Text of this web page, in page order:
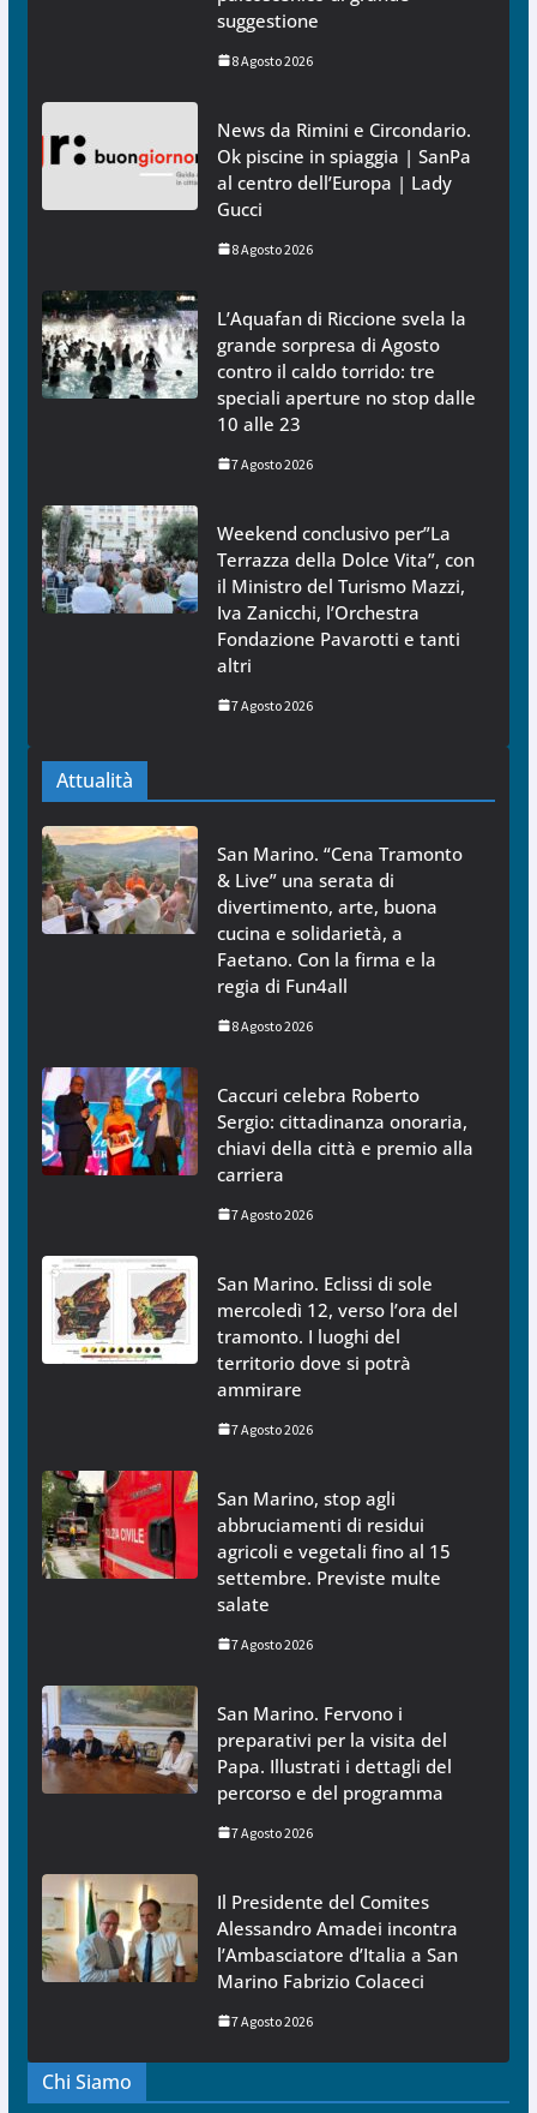
suggestione
8 Agosto 2026
News da Rimini e Circondario.
Ok piscine in spiaggia | SanPa
al centro dell’Europa | Lady
Gucci
8 Agosto 2026
L’Aquafan di Riccione svela la
grande sorpresa di Agosto
contro il caldo torrido: tre
speciali aperture no stop dalle
10 alle 23
7 Agosto 2026
Weekend conclusivo per”La
Terrazza della Dolce Vita”, con
il Ministro del Turismo Mazzi,
Iva Zanicchi, l’Orchestra
Fondazione Pavarotti e tanti
altri
7 Agosto 2026
Attualità
San Marino. “Cena Tramonto
& Live” una serata di
divertimento, arte, buona
cucina e solidarietà, a
Faetano. Con la firma e la
regia di Fun4all
8 Agosto 2026
Caccuri celebra Roberto
Sergio: cittadinanza onoraria,
chiavi della città e premio alla
carriera
7 Agosto 2026
San Marino. Eclissi di sole
mercoledì 12, verso l’ora del
tramonto. I luoghi del
territorio dove si potrà
ammirare
7 Agosto 2026
San Marino, stop agli
abbruciamenti di residui
agricoli e vegetali fino al 15
settembre. Previste multe
salate
7 Agosto 2026
San Marino. Fervono i
preparativi per la visita del
Papa. Illustrati i dettagli del
percorso e del programma
7 Agosto 2026
Il Presidente del Comites
Alessandro Amadei incontra
l’Ambasciatore d’Italia a San
Marino Fabrizio Colaceci
7 Agosto 2026
Chi Siamo